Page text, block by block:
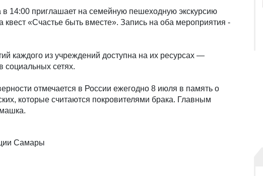
в 14:00 приглашает на семейную пешеходную экскурсию
«Счастье быть вместе». Запись на оба мероприятия -
каждого из учреждений доступна на их ресурсах —
социальных сетях.
отмечается в России ежегодно 8 июля в память о
которые считаются покровителями брака. Главным
Самары